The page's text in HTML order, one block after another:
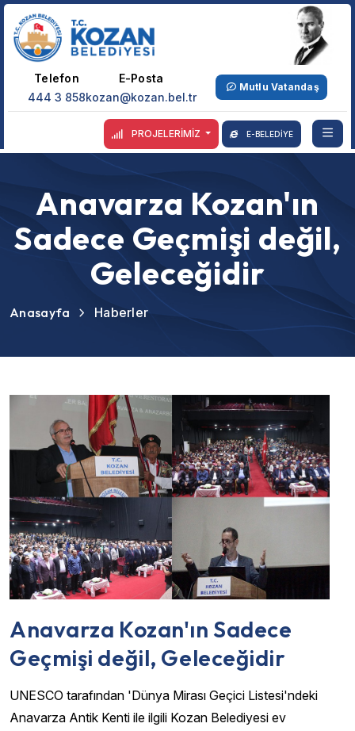
Telefon
444 3 858
E-Posta
kozan@kozan.bel.tr
Mutlu Vatandaş
PROJELERİMİZ E-BELEDİYE
Anavarza Kozan'ın
Sadece Geçmişi değil,
Geleceğidir
Anasayfa Haberler
Anavarza Kozan'ın Sadece
Geçmişi değil, Geleceğidir
UNESCO tarafından 'Dünya Mirası Geçici Listesi'ndeki
Anavarza Antik Kenti ile ilgili Kozan Belediyesi ev